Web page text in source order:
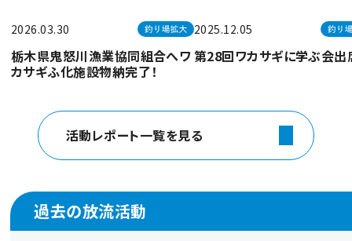
2026.03.30
栃木県鬼怒川漁業協同組合へワ
カサギふ化施設物納完了！
2025.12.05
第28回ワカサギに学ぶ会出
活動レポート一覧を見る
過去の放流活動